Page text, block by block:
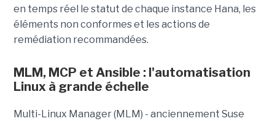
en temps réel le statut de chaque instance Hana, les
éléments non conformes et les actions de
remédiation recommandées.
MLM, MCP et Ansible : l'automatisation
Linux à grande échelle
Multi-Linux Manager (MLM) - anciennement Suse